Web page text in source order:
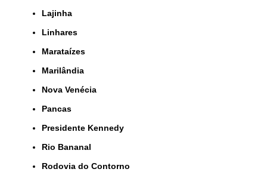
Lajinha
Linhares
Marataízes
Marilândia
Nova Venécia
Pancas
Presidente Kennedy
Rio Bananal
Rodovia do Contorno